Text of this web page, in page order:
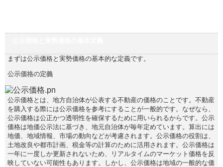
まずは公示価格と実勢価格の基本的な定義です。
公示価格の定義
公示価格とは、地方自治体が公表する不動産の価格のことです。不動産
を購入する際には公示価格を参考にすることが一般的です。なぜなら、
公示価格は公正かつ透明性を確保するために用いられるからです。公示
価格は地価公示法に基づき、地元自治体が毎年定めています。算出には
地価、地域情報、市場の動向などが考慮されます。公示価格の役割は、
土地改良や都市計画、税金等の計算のために活用されます。公示価格は
一年に一度しか更新されないため、リアルタイムのマーケット価格を反
映していない可能性もあります。しかし、公示価格は地域の一般的な価